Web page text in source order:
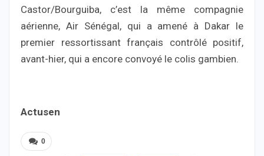
Castor/Bourguiba, c’est la même compagnie
aérienne, Air Sénégal, qui a amené à Dakar le
premier ressortissant français contrôlé positif,
avant-hier, qui a encore convoyé le colis gambien.
Actusen
0